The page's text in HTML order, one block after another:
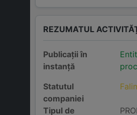
REZUMATUL
Publicații în
instanță
Statutul
companiei
Tipul de